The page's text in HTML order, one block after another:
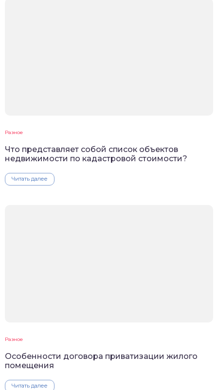
Разное
Что представляет собой список объектов
недвижимости по кадастровой стоимости?
Читать далее
Разное
Особенности договора приватизации жилого
помещения
Читать далее